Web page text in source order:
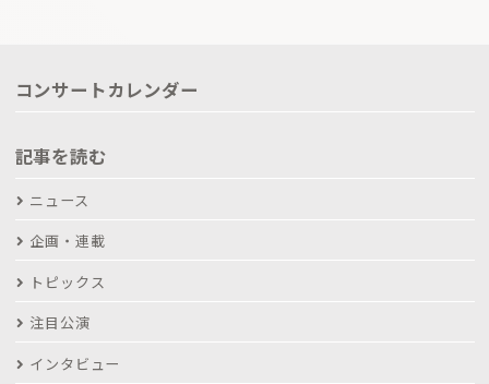
コンサートカレンダー
記事を読む
ニュース
企画・連載
トピックス
注目公演
インタビュー